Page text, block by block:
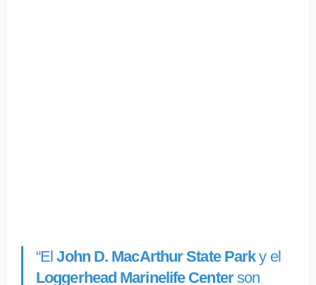
“ElJohn D. MacArthur State Parky el
Loggerhead Marinelife Centerson